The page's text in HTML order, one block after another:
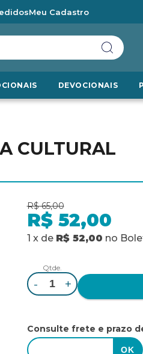
Meu Cadastro
DEVOCIONAIS
CULTURAL
R$ 65,00
R$ 52,00
1 x de R$ 52,00 no
Qtde.
- +
Consulte frete e prazo